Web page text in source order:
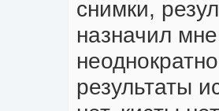
снимки,
назначил
результаты